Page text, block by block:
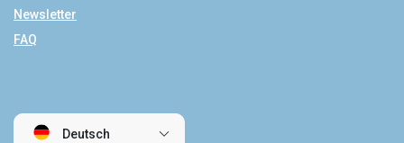
Newsletter
FAQ
Deutsch